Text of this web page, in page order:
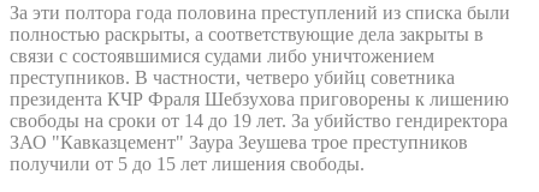
За эти полтора года половина преступлений из списка были
полностью раскрыты, а соответствующие дела закрыты в
связи с состоявшимися судами либо уничтожением
преступников. В частности, четверо убийц советника
президента КЧР Фраля Шебзухова приговорены к лишению
свободы на сроки от 14 до 19 лет. За убийство гендиректора
ЗАО "Кавказцемент" Заура Зеушева трое преступников
получили от 5 до 15 лет лишения свободы.